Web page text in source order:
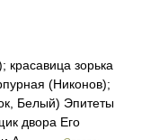
зорька
(Никонов);
Белый) Эпитеты
двора Его